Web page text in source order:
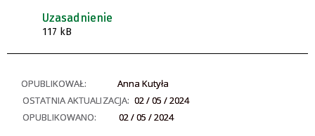
Uzasadnienie
117 kB
OPUBLIKOWAŁ:
Anna Kutyła
OSTATNIA AKTUALIZACJA: 02 / 05 / 2024
OPUBLIKOWANO:
02 / 05 / 2024